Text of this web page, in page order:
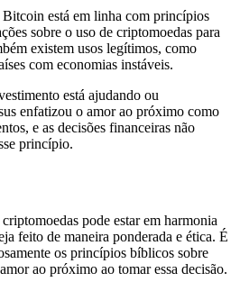
Bitcoin está em linha com princípios
sobre o uso de criptomoedas para
existem usos legítimos, como
com economias instáveis.
está ajudando ou
enfatizou o amor ao próximo como
e as decisões financeiras não
princípio.
pode estar em harmonia
feito de maneira ponderada e ética. É
os princípios bíblicos sobre
ao próximo ao tomar essa decisão.